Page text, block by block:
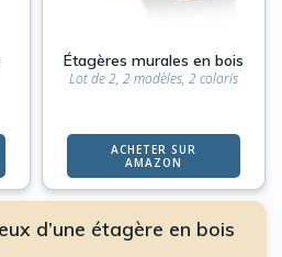
Étagères murales en bois
Lot de 2, 2 modèles, 2 coloris
ACHETER SUR
AMAZON
d’une étagère en bois